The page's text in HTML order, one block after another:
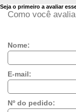
Seja o primeiro a avaliar
Como você
Nome:
E-mail:
Nº do pedido: